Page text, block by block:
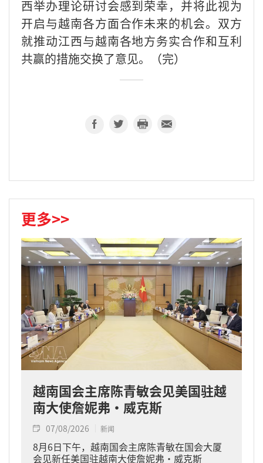
西举办理论研讨会感到荣幸，并将此视为
开启与越南各方面合作未来的机会。双方
就推动江西与越南各地方务实合作和互利
共赢的措施交换了意见。（完）
更多>>
越南国会主席陈青敏会见美国驻越
南大使詹妮弗·威克斯
07/08/2026 新闻
8月6日下午，越南国会主席陈青敏在国会大厦
会见新任美国驻越南大使詹妮弗·威克斯